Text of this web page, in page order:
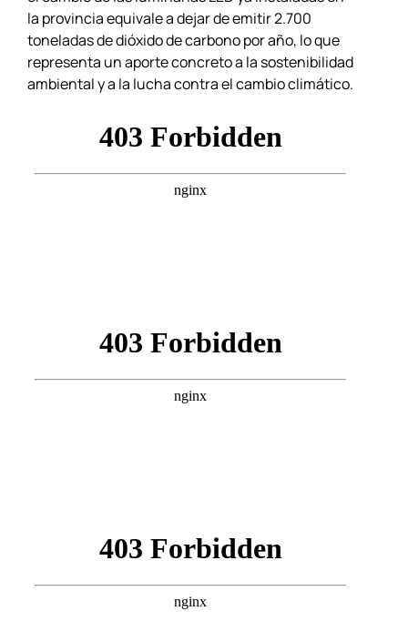
la provincia equivale a dejar de emitir 2.700
toneladas de dióxido de carbono por año, lo que
representa un aporte concreto a la sostenibilidad
ambiental y a la lucha contra el cambio climático.